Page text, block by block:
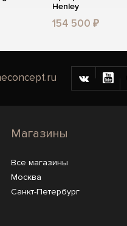
Henley
154 500 ₽
Магазины
Все магазины
Москва
Санкт-Петербург